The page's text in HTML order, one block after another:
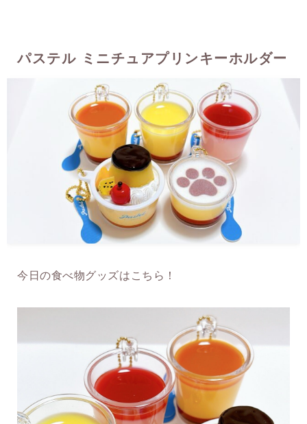
パステル ミニチュアプリンキーホルダー
今日の食べ物グッズはこちら！